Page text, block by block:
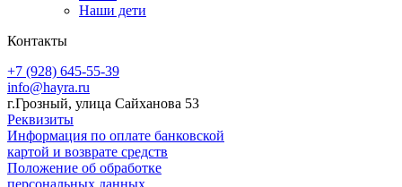
Наши дети
Контакты
+7 (928) 645-55-39
info@hayra.ru
г.Грозный, улица Сайханова 53
Реквизиты
Информация по оплате банковской
картой и возврате средств
Положение об обработке
персональных данных